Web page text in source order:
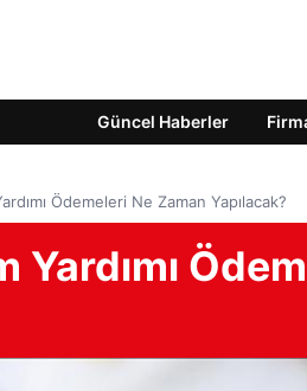
Güncel Haberler
Ödemeleri Ne Zaman Yapılacak?
Yardımı